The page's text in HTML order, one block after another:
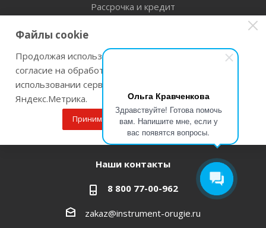
Ольга Кравченкова
Здравствуйте! Готова помочь
вам. Напишите мне, если у
вас появятся вопросы.
Рассрочка и кредит
Помощь
Оставайтесь на связи
Наши контакты
8 800 77-00-962
zakaz@instrument-orugie.ru
Файлы cookie
Продолжая использовать наш сайт Вы даете
согласие на обработку файлов cookie и
использовании сервисов веб-аналитики
Яндекс.Метрика.
Принимаю Подробнее